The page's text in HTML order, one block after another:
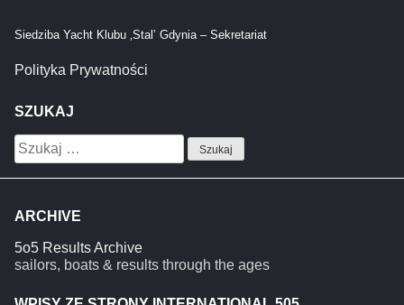
Siedziba Yacht Klubu ‚Stal’ Gdynia – Sekretariat
Polityka Prywatności
SZUKAJ
Szukaj:
ARCHIVE
5o5 Results Archive
sailors, boats & results through the ages